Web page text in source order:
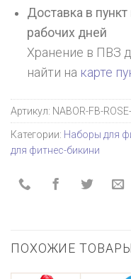
Доставка в
рабочих дней
Хранение в ПВЗ
найти на карте
Артикул: NABOR-FB-
Категории: Наборы для
для фитнес-бикини
ПОХОЖИЕ ТОВАРЫ